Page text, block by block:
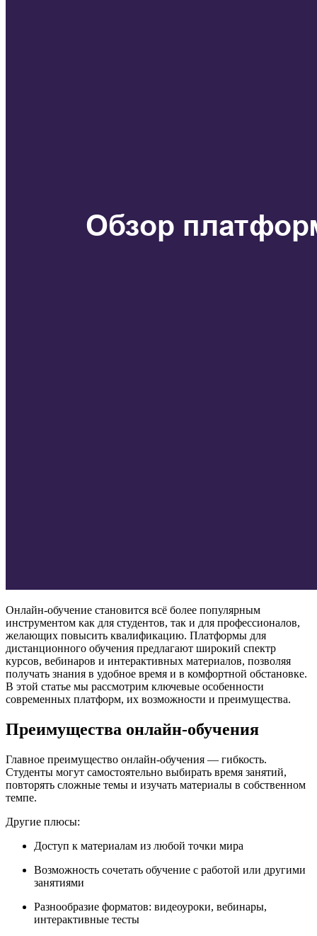
Онлайн-обучение становится всё более популярным
инструментом как для студентов, так и для профессионалов,
желающих повысить квалификацию. Платформы для
дистанционного обучения предлагают широкий спектр
курсов, вебинаров и интерактивных материалов, позволяя
получать знания в удобное время и в комфортной обстановке.
В этой статье мы рассмотрим ключевые особенности
современных платформ, их возможности и преимущества.
Преимущества онлайн-обучения
Главное преимущество онлайн-обучения — гибкость.
Студенты могут самостоятельно выбирать время занятий,
повторять сложные темы и изучать материалы в собственном
темпе.
Другие плюсы:
Доступ к материалам из любой точки мира
Возможность сочетать обучение с работой или другими
занятиями
Разнообразие форматов: видеоуроки, вебинары,
интерактивные тесты